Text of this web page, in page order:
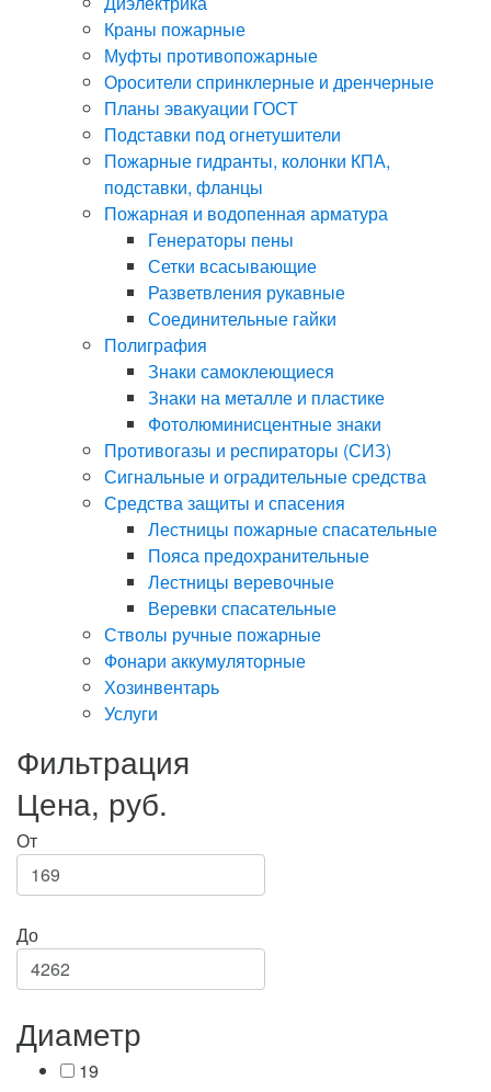
Краны пожарные
Муфты противопожарные
Оросители спринклерные и дренчерные
Планы эвакуации ГОСТ
Подставки под огнетушители
Пожарные гидранты, колонки КПА,
подставки, фланцы
Пожарная и водопенная арматура
Генераторы пены
Сетки всасывающие
Разветвления рукавные
Соединительные гайки
Полиграфия
Знаки самоклеющиеся
Знаки на металле и пластике
Фотолюминисцентные знаки
Противогазы и респираторы (СИЗ)
Сигнальные и оградительные средства
Средства защиты и спасения
Лестницы пожарные спасательные
Пояса предохранительные
Лестницы веревочные
Веревки спасательные
Стволы ручные пожарные
Фонари аккумуляторные
Хозинвентарь
Услуги
Фильтрация
Цена, руб.
От
До
Диаметр
19